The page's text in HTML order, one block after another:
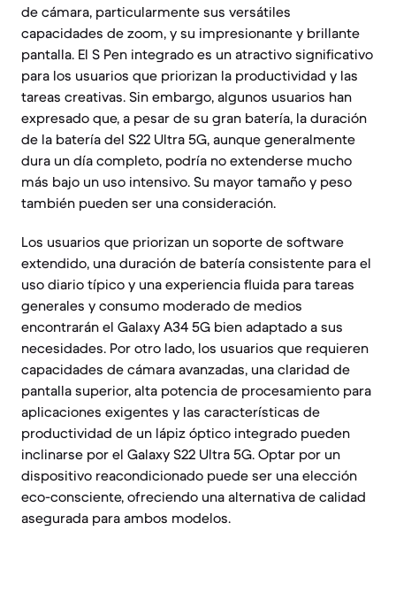
de cámara, particularmente sus versátiles
capacidades de zoom, y su impresionante y brillante
pantalla. El S Pen integrado es un atractivo significativo
para los usuarios que priorizan la productividad y las
tareas creativas. Sin embargo, algunos usuarios han
expresado que, a pesar de su gran batería, la duración
de la batería del S22 Ultra 5G, aunque generalmente
dura un día completo, podría no extenderse mucho
más bajo un uso intensivo. Su mayor tamaño y peso
también pueden ser una consideración.
Los usuarios que priorizan un soporte de software
extendido, una duración de batería consistente para el
uso diario típico y una experiencia fluida para tareas
generales y consumo moderado de medios
encontrarán el Galaxy A34 5G bien adaptado a sus
necesidades. Por otro lado, los usuarios que requieren
capacidades de cámara avanzadas, una claridad de
pantalla superior, alta potencia de procesamiento para
aplicaciones exigentes y las características de
productividad de un lápiz óptico integrado pueden
inclinarse por el Galaxy S22 Ultra 5G. Optar por un
dispositivo reacondicionado puede ser una elección
eco-consciente, ofreciendo una alternativa de calidad
asegurada para ambos modelos.